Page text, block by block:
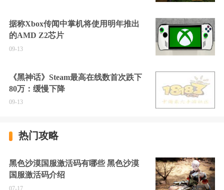
据称Xbox传闻中掌机将使用明年推出
的AMD Z2芯片
09-13
《黑神话》Steam最高在线数首次跌下
80万：缓慢下降
09-13
热门攻略
黑色沙漠国服激活码有哪些 黑色沙漠
国服激活码介绍
07-17